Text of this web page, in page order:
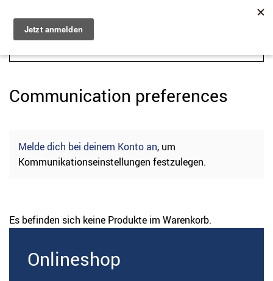
Zum Hauptinhalt springen
Communication preferences
Melde dich bei deinem Konto an, um
Kommunikationseinstellungen festzulegen.
Es befinden sich keine Produkte im Warenkorb.
Onlineshop